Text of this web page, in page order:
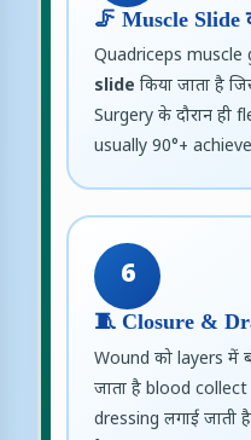
🦵 Muscle Slide
Quadriceps muscle
slide किया जाता है
Surgery के दौरान ही
usually 90°+ achieve
6
🧵 Closure &
Wound को layers में
जाता है blood
dressing लगाई जाती